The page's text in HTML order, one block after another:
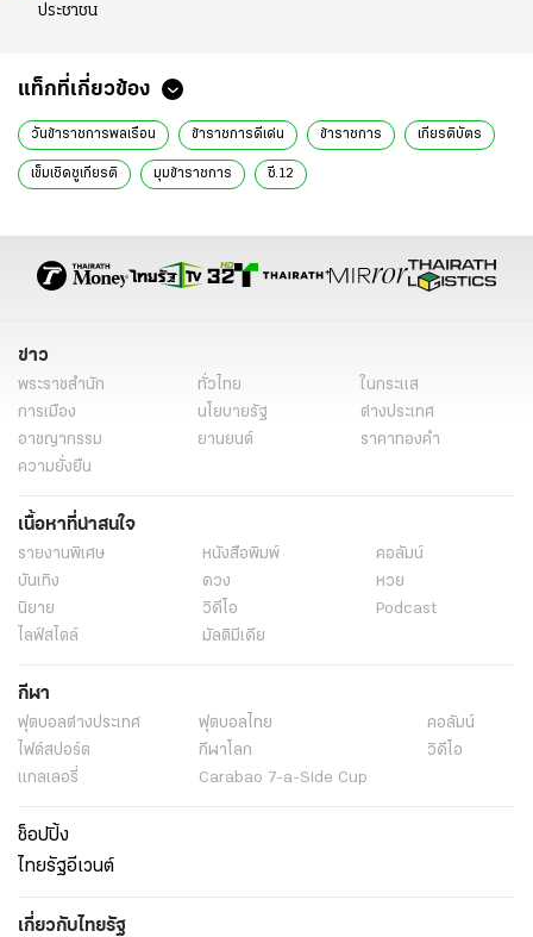
ประชาชน
แท็กที่เกี่ยวข้อง
วันข้าราชการพลเรือน ข้าราชการดีเด่น ข้าราชการ เกียรติบัตร
เข็มเชิดชูเกียรติ มุมข้าราชการ ซี.12
ข่าว
พระราชสำนัก ทั่วไทย
ในกระแส
การเมือง
นโยบายรัฐ
ต่างประเทศ
อาชญากรรม
ยานยนต์
ราคาทองคำ
ความยั่งยืน
เนื้อหาที่น่าสนใจ
รายงานพิเศษ หนังสือพิมพ์
คอลัมน์
บันเทิง
ดวง
หวย
นิยาย
วิดีโอ
Podcast
ไลฟ์สไตล์
มัลติมีเดีย
กีฬา
ฟุตบอลต่่างประเทศ ฟุตบอลไทย
คอลัมน์
ไฟต์สปอร์ต
กีฬาโลก
วิดีโอ
แกลเลอรี่
Carabao 7-a-Side Cup
ช็อปปิ้ง
ไทยรัฐอีเวนต์
เกี่ยวกับไทยรัฐ